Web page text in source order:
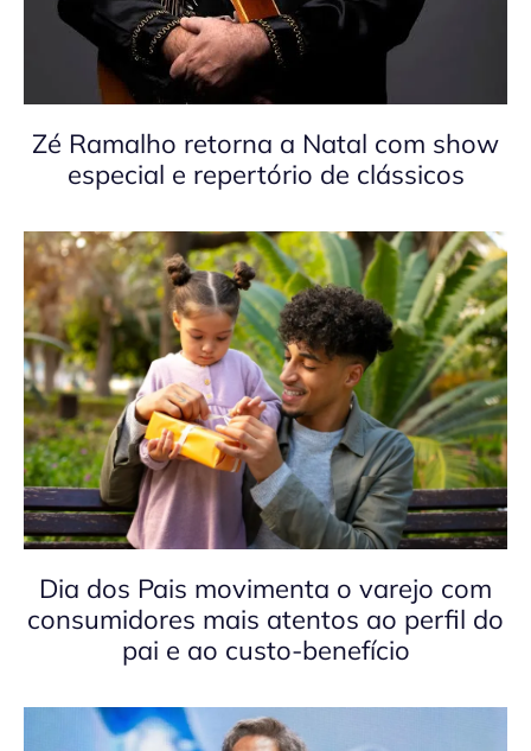
Zé Ramalho retorna a Natal com show
especial e repertório de clássicos
Dia dos Pais movimenta o varejo com
consumidores mais atentos ao perfil do
pai e ao custo-benefício